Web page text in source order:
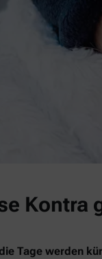
Kontra
Tage werden